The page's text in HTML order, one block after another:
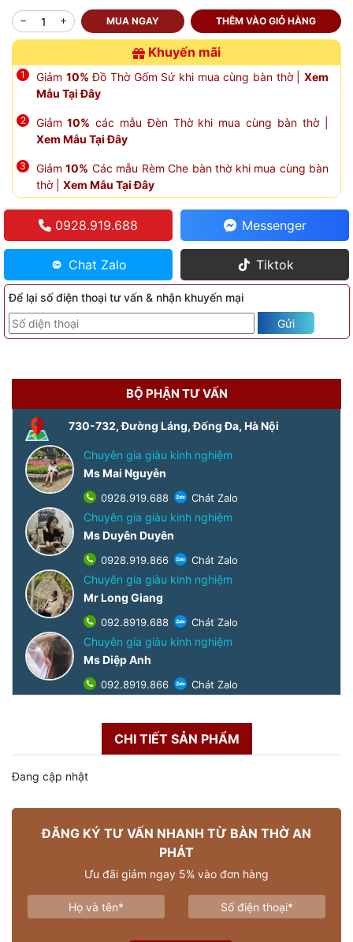
MUA NGAY THÊM VÀO GIỎ HÀNG
Khuyến mãi
Giảm 10% Đồ Thờ Gốm Sứ khi mua cùng bàn thờ |Xem
Mẫu Tại Đây
Giảm 10% các mẫu Đèn Thờ khi mua cùng bàn thờ |
Xem Mẫu Tại Đây
Giảm10% Các mẫu Rèm Che bàn thờ khi mua cùng bàn
thờ | Xem Mẫu Tại Đây
0928.919.688 Messenger
Chat Zalo Tiktok
Để lại số điện thoại tư vấn & nhận khuyến mại
Gửi
BỘ PHẬN TƯ VẤN
730-732, Đường Láng, Đống Đa, Hà Nội
Chuyên gia giàu kinh nghiệm
Ms Mai Nguyễn
0928.919.688 Chát Zalo
Chuyên gia giàu kinh nghiệm
Ms Duyên Duyên
0928.919.866 Chát Zalo
Chuyên gia giàu kinh nghiệm
Mr Long Giang
092.8919.688 Chát Zalo
Chuyên gia giàu kinh nghiệm
Ms Diệp Anh
092.8919.866 Chát Zalo
CHI TIẾT SẢN PHẨM
Đang cập nhật
ĐĂNG KÝ TƯ VẤN NHANH TỪ BÀN THỜ AN
PHÁT
Ưu đãi giảm ngay 5% vào đơn hàng